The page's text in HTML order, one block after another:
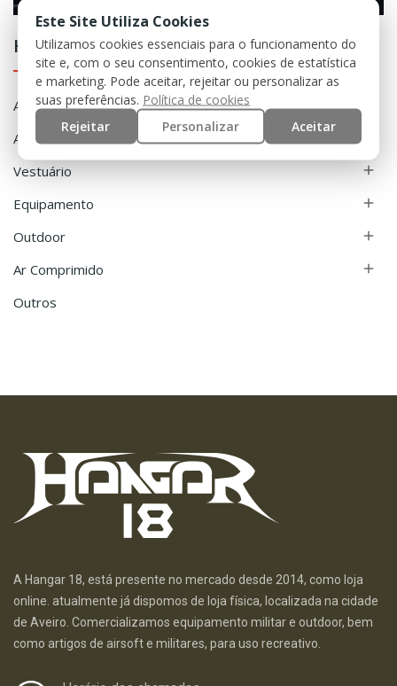
Home
Airsoft
Acessórios 
Vestuário 
Equipamento 
Outdoor 
Ar Comprimido 
Outros
A Hangar 18, está presente no mercado desde 2014, como loja
online. atualmente já dispomos de loja física, localizada na cidade
de Aveiro. Comercializamos equipamento militar e outdoor, bem
como artigos de airsoft e militares, para uso recreativo.
Este Site Utiliza Cookies
Utilizamos cookies essenciais para o funcionamento do
site e, com o seu consentimento, cookies de estatística
e marketing. Pode aceitar, rejeitar ou personalizar as
suas preferências. Política de cookies
Rejeitar
Personalizar Aceitar